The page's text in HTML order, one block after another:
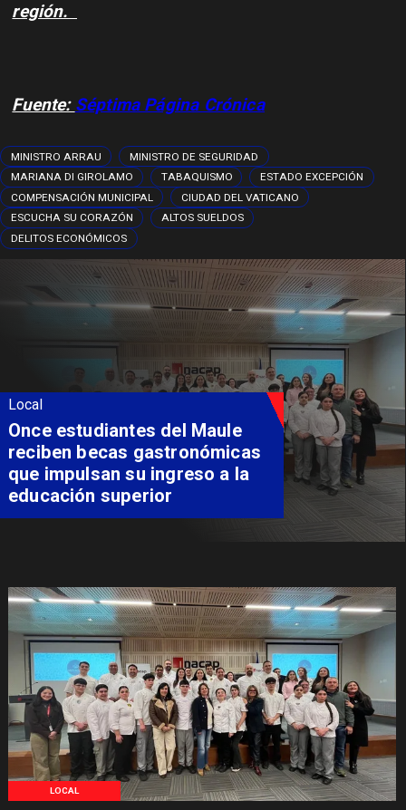
región.
Fuente: Séptima Página Crónica
MINISTRO ARRAU
MINISTRO DE SEGURIDAD
MARIANA DI GIROLAMO
TABAQUISMO
ESTADO EXCEPCIÓN
COMPENSACIÓN MUNICIPAL
CIUDAD DEL VATICANO
ESCUCHA SU CORAZÓN
ALTOS SUELDOS
DELITOS ECONÓMICOS
LOCAL
Local
Once estudiantes del Maule
reciben becas gastronómicas
que impulsan su ingreso a la
educación superior